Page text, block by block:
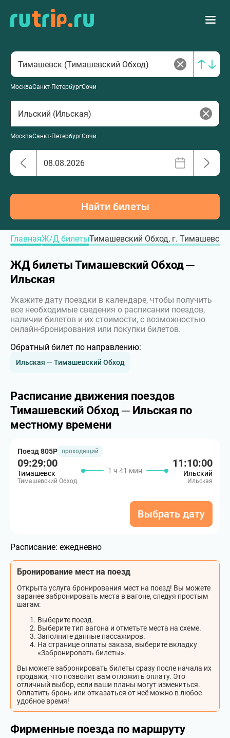
МоскваСанкт-ПетербургСочи
МоскваСанкт-ПетербургСочи
Найти билеты
ГлавнаяЖ/Д билетыТимашевский Обход, г. Тимашевск
ЖД билеты Тимашевский Обход ─
Ильская
Укажите дату поездки в календаре, чтобы получить
все необходимые сведения о расписании поездов,
наличии билетов и их стоимости, с возможностью
онлайн-бронирования или покупки билетов.
Обратный билет по направлению:
Ильская — Тимашевский Обход
Расписание движения поездов
Тимашевский Обход ─ Ильская по
местному времени
Поезд 805Р проходящий
09:29:00
Тимашевск
Тимашевский Обход
1 ч 41 мин
11:10:00
Ильский
Ильская
Выбрать дату
Расписание: ежедневно
Бронирование мест на поезд
Открыта услуга бронирования мест на поезд! Вы можете
заранее забронировать места в вагоне, следуя простым
шагам:
Выберите поезд.
Выберите тип вагона и отметьте места на схеме.
Заполните данные пассажиров.
На странице оплаты заказа, выберите вкладку
«Забронировать билеты».
Вы можете забронировать билеты сразу после начала их
продажи, что позволит вам отложить оплату. Это
отличный выбор, если ваши планы могут измениться.
Оплатить бронь или отказаться от неё можно в любое
удобное время!
Фирменные поезда по маршруту